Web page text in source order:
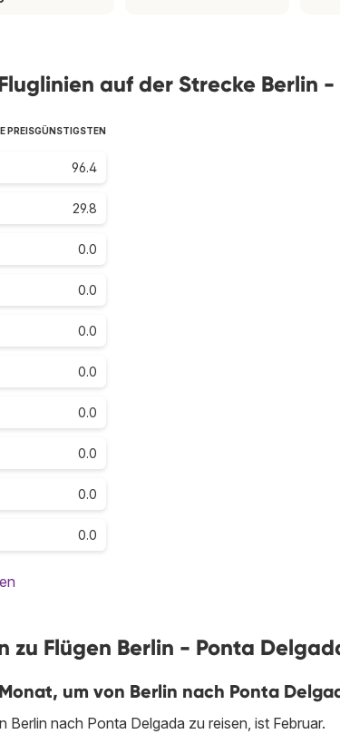
auf der Strecke Berlin
PREISGÜNSTIGSTEN
96.4
29.8
0.0
0.0
0.0
0.0
0.0
0.0
0.0
0.0
zu Flügen Berlin - Ponta
um von Berlin nach Ponta
nach Ponta Delgada zu reisen, ist Februar.